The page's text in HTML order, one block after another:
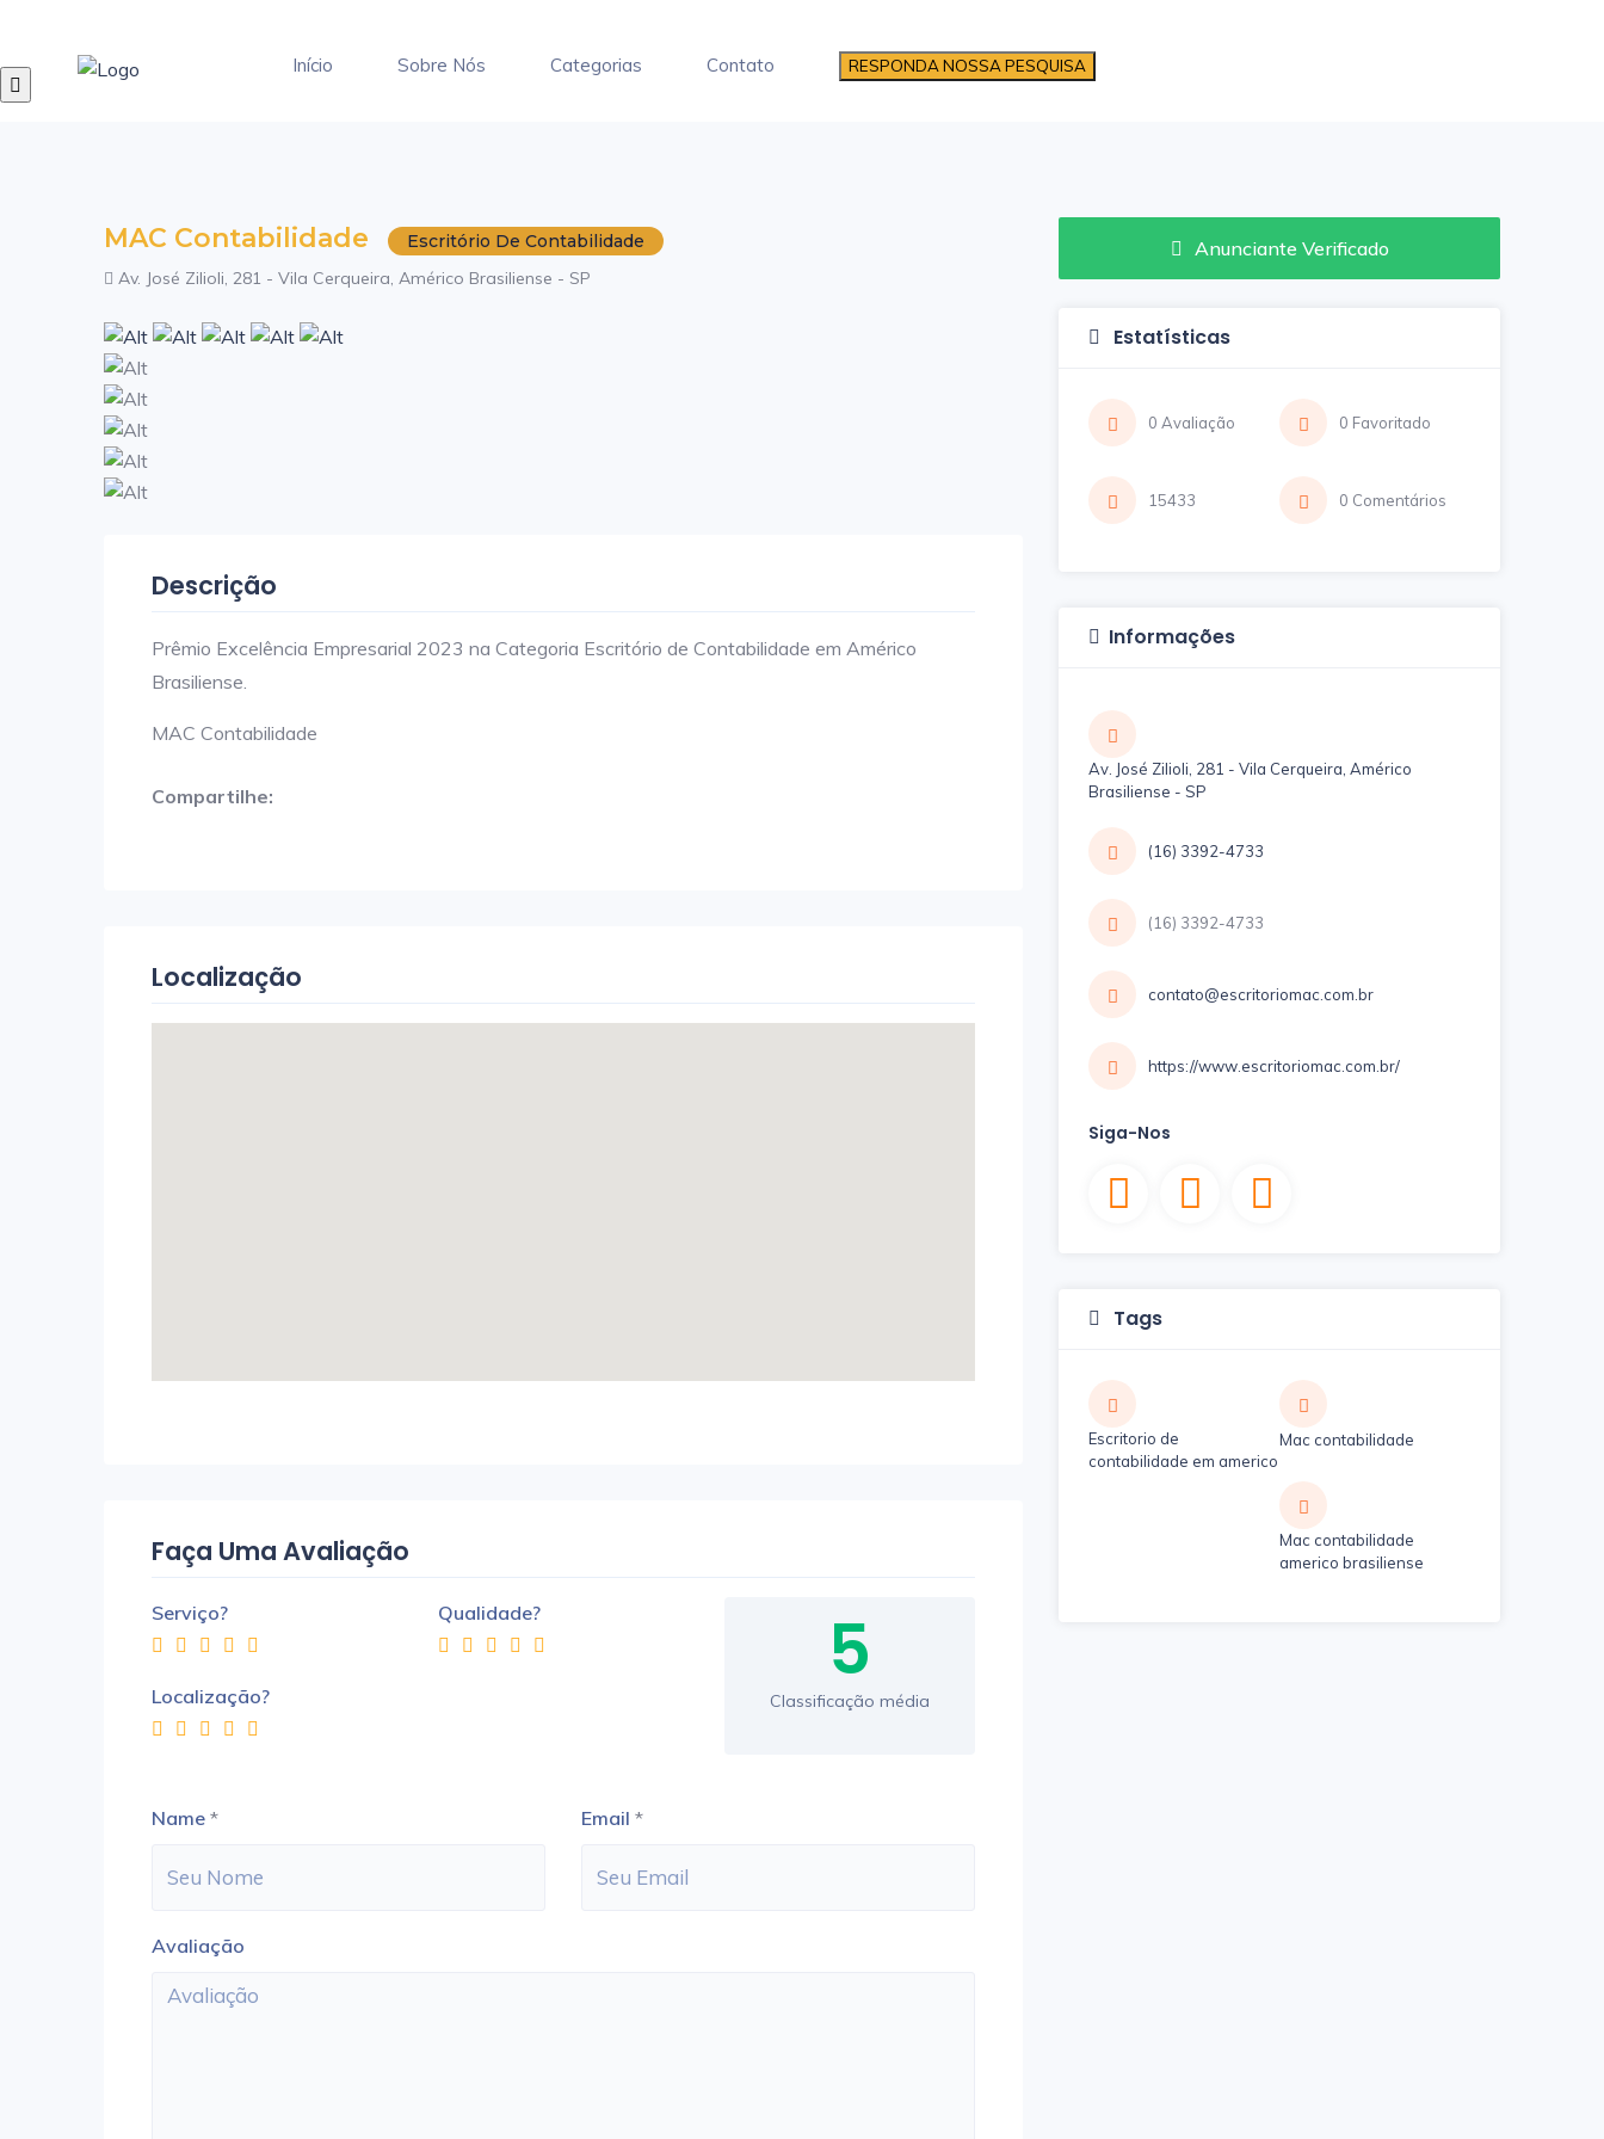
Início Sobre Nós Categorias Contato RESPONDA NOSSA PESQUISA
MAC Contabilidade
Escritório De Contabilidade
Av. José Zilioli, 281 - Vila Cerqueira, Américo Brasiliense - SP
Descrição
Prêmio Excelência Empresarial 2023 na Categoria Escritório de Contabilidade em Américo
Brasiliense.
MAC Contabilidade
Compartilhe:
Localização
Faça Uma Avaliação
Serviço? Qualidade?
Localização? 5
Classificação média
Name * Email *
Avaliação
Anunciante Verificado
Estatísticas
0 Avaliação 0 Favoritado
15433 0 Comentários
Informações
Av. José Zilioli, 281 - Vila Cerqueira, Américo
Brasiliense - SP
(16) 3392-4733
(16) 3392-4733
contato@escritoriomac.com.br
https://www.escritoriomac.com.br/
Siga-Nos
Tags
Escritorio de
contabilidade em americo
Mac contabilidade
Mac contabilidade
americo brasiliense